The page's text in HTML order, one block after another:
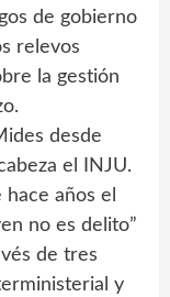
de gobierno
relevos
la gestión
desde
el INJU.
años el
no es delito”
de tres
y